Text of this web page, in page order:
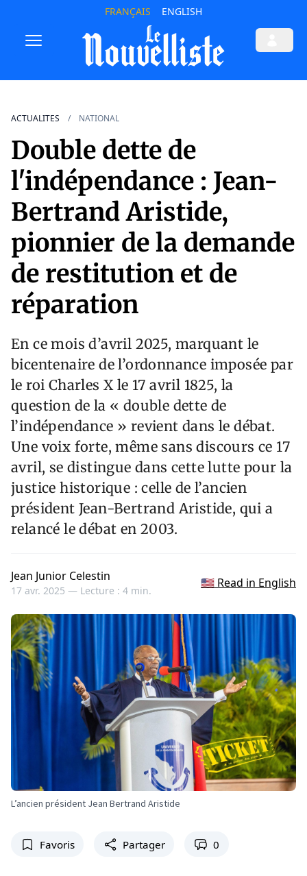
FRANÇAIS ENGLISH
ACTUALITES NATIONAL
Double dette de
l'indépendance : Jean-
Bertrand Aristide,
pionnier de la demande
de restitution et de
réparation
En ce mois d’avril 2025, marquant le
bicentenaire de l’ordonnance imposée par
le roi Charles X le 17 avril 1825, la
question de la « double dette de
l’indépendance » revient dans le débat.
Une voix forte, même sans discours ce 17
avril, se distingue dans cette lutte pour la
justice historique : celle de l’ancien
président Jean-Bertrand Aristide, qui a
relancé le débat en 2003.
Jean Junior Celestin
17 avr. 2025 — Lecture : 4 min.
🇺🇸 Read in English
L’ancien président Jean Bertrand Aristide
Favoris Partager 0